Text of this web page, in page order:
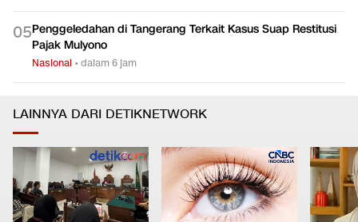
05Penggeledahan di Tangerang Terkait Kasus Suap Restitusi
Pajak Mulyono
Nasional •dalam 6 jam
LAINNYA DARI DETIKNETWORK